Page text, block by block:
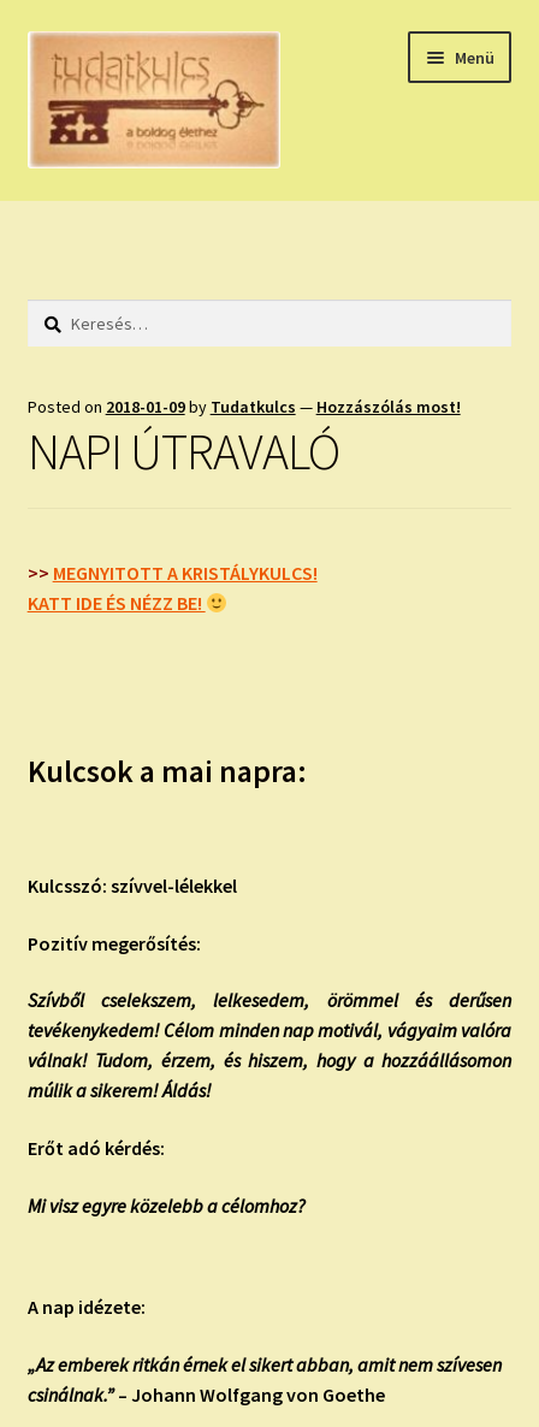
Ugrás
navigációhoz
Kilépés
tartalomba
Menü
HÚZZ EGY KÁRTYÁT!
HOLDNAPTÁR
NAPI ASZTROLÓGIA
ISMERJ MEG!
TAROT ELEMZÉS MEGRENDELÉSE LIMITÁLT!
Keresés:
Posted on 2018-01-09by Tudatkulcs — Hozzászólás most!
NAPI ÚTRAVALÓ
>> MEGNYITOTT A KRISTÁLYKULCS!
KATT IDE ÉS NÉZZ BE!
Kulcsok a mai napra:
Kulcsszó: szívvel-lélekkel
Pozitív megerősítés:
Szívből cselekszem, lelkesedem, örömmel és derűsen
tevékenykedem! Célom minden nap motivál, vágyaim valóra
válnak! Tudom, érzem, és hiszem, hogy a hozzáállásomon
múlik a sikerem! Áldás!
Erőt adó kérdés:
Mi visz egyre közelebb a célomhoz?
A nap idézete:
„Az emberek ritkán érnek el sikert abban, amit nem szívesen
csinálnak.” – Johann Wolfgang von Goethe